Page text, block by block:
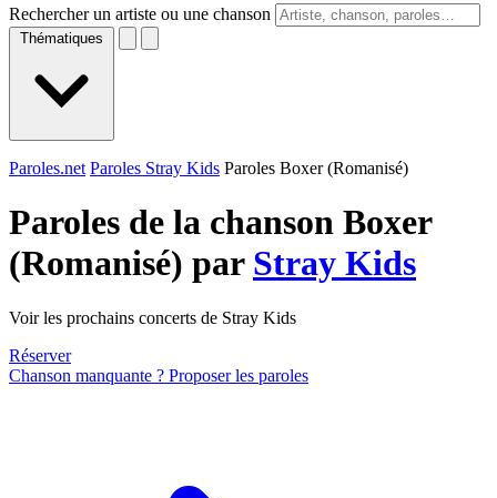
Rechercher un artiste ou une chanson
Thématiques
Paroles.net Paroles Stray Kids Paroles Boxer (Romanisé)
Paroles de la chanson Boxer
(Romanisé) par Stray Kids
Voir les prochains concerts de Stray Kids
Réserver
Chanson manquante ? Proposer les paroles